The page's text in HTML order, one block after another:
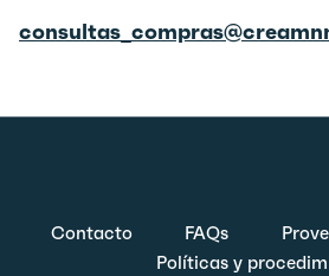
Contacto FAQs
Políticas y